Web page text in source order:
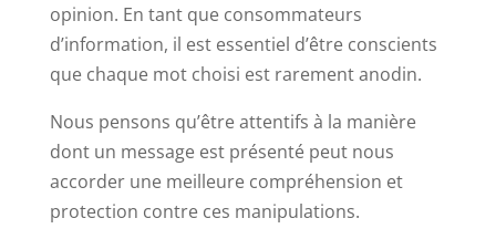
opinion. En tant que consommateurs
d’information, il est essentiel d’être conscients
que chaque mot choisi est rarement anodin.
Nous pensons qu’être attentifs à la manière
dont un message est présenté peut nous
accorder une meilleure compréhension et
protection contre ces manipulations.